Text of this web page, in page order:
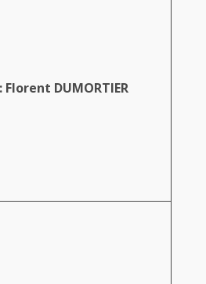
DUMORTIER